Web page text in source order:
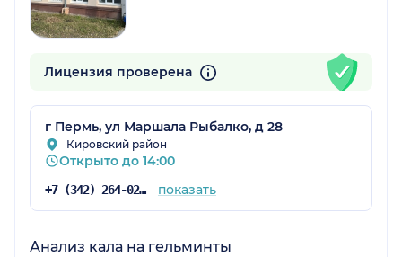
Лицензия проверена
г Пермь, ул Маршала Рыбалко, д 28
Кировский район
Открыто до 14:00
+7 (342) 264-02-09 показать
Анализ кала на гельминты